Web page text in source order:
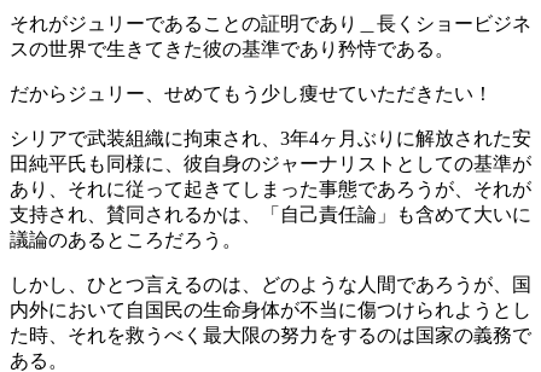
それがジュリーであることの証明であり＿長くショービジネ
スの世界で生きてきた彼の基準であり矜恃である。
だからジュリー、せめてもう少し痩せていただきたい！
シリアで武装組織に拘束され、3年4ヶ月ぶりに解放された安
田純平氏も同様に、彼自身のジャーナリストとしての基準が
あり、それに従って起きてしまった事態であろうが、それが
支持され、賛同されるかは、「自己責任論」も含めて大いに
議論のあるところだろう。
しかし、ひとつ言えるのは、どのような人間であろうが、国
内外において自国民の生命身体が不当に傷つけられようとし
た時、それを救うべく最大限の努力をするのは国家の義務で
ある。